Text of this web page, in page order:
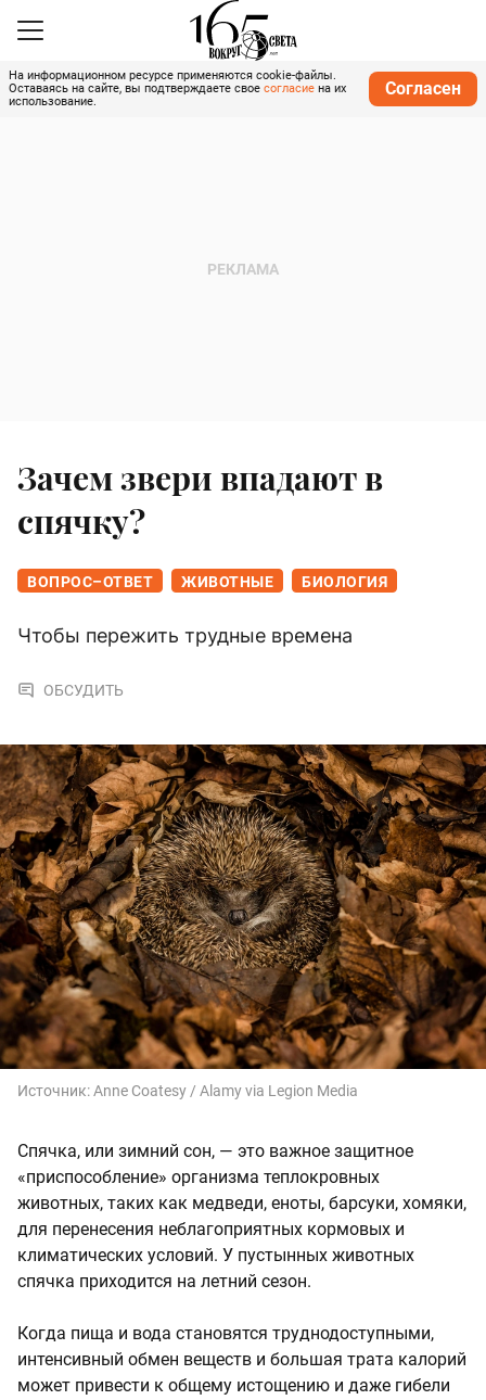
На информационном ресурсе применяются cookie-файлы.
Оставаясь на сайте, вы подтверждаете свое согласие на их
использование.
Согласен
Зачем звери впадают в
спячку?
ВОПРОС–ОТВЕТ ЖИВОТНЫЕ БИОЛОГИЯ
Чтобы пережить трудные времена
ОБСУДИТЬ
Источник:Anne Coatesy / Alamy via Legion Media
Спячка, или зимний сон, — это важное защитное
«приспособление» организма теплокровных
животных, таких как медведи, еноты, барсуки, хомяки,
для перенесения неблагоприятных кормовых и
климатических условий. У пустынных животных
спячка приходится на летний сезон.
Когда пища и вода становятся труднодоступными,
интенсивный обмен веществ и большая трата калорий
может привести к общему истощению и даже гибели